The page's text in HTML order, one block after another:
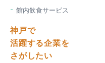
館内飲食サービス
神戸で
活躍する企業を
さがしたい